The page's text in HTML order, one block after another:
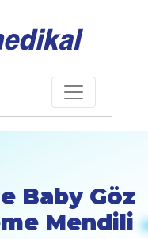
Baby Göz
Mendili